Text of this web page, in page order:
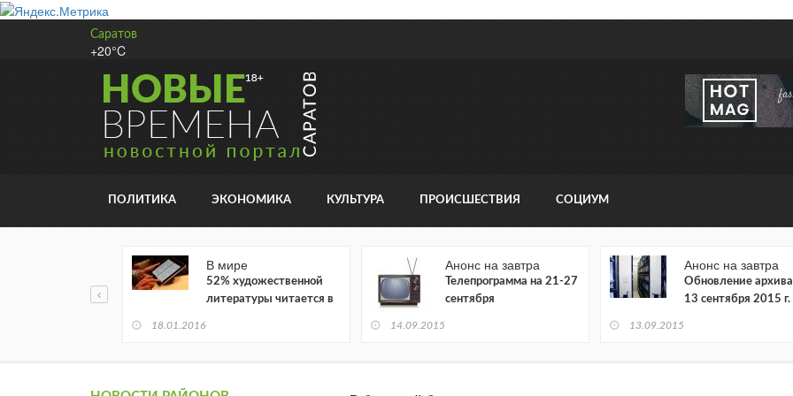
Саратов
+20°C
ПОЛИТИКА ЭКОНОМИКА КУЛЬТУРА ПРОИСШЕСТВИЯ СОЦИУМ
В мире
52% художественной
литературы читается в
18.01.2016
Анонс на завтра
Телепрограмма на 21-27
сентября
14.09.2015
Анонс на завтра
Обновление архива
13 сентября 2015 г.
13.09.2015